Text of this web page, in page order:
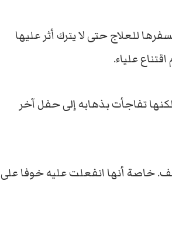
للعلاج حتى لا يترك أثر عليها
علياء.
تفاجأت بذهابه إلى حفل آخر
خاصة أنها انفعلت عليه خوفا على